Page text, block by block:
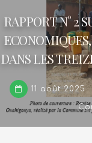
RAPPORT N° 2
DANS LES
11 août 2025